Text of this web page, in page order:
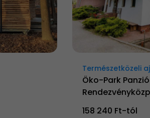
Természetközeli
Öko-Park
158 240 Ft-tól